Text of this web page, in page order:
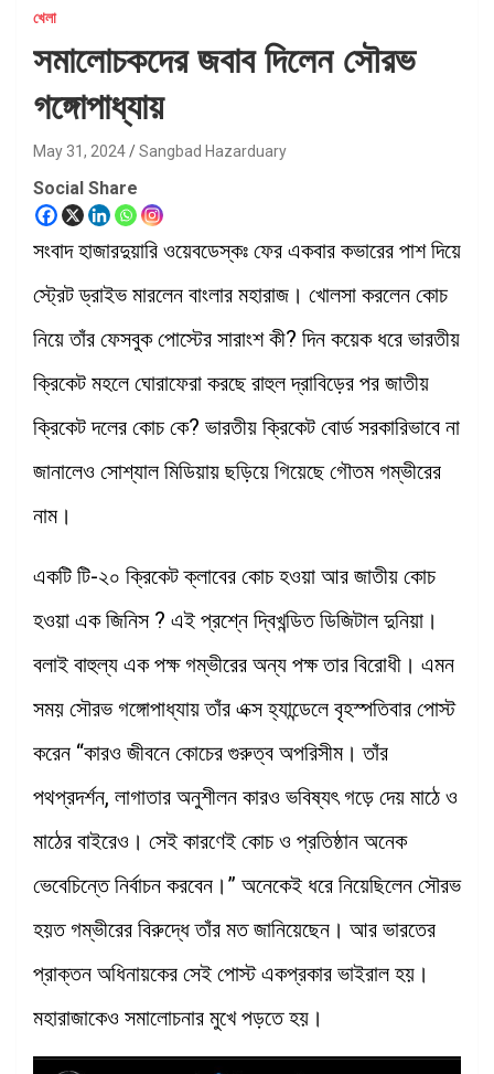
খেলা
সমালোচকদের জবাব দিলেন সৌরভ
গঙ্গোপাধ্যায়
May 31, 2024 Sangbad Hazarduary
Social Share
সংবাদ হাজারদুয়ারি ওয়েবডেস্কঃ ফের একবার কভারের পাশ দিয়ে
স্ট্রেট ড্রাইভ মারলেন বাংলার মহারাজ। খোলসা করলেন কোচ
নিয়ে তাঁর ফেসবুক পোস্টের সারাংশ কী? দিন কয়েক ধরে ভারতীয়
ক্রিকেট মহলে ঘোরাফেরা করছে রাহুল দ্রাবিড়ের পর জাতীয়
ক্রিকেট দলের কোচ কে? ভারতীয় ক্রিকেট বোর্ড সরকারিভাবে না
জানালেও সোশ্যাল মিডিয়ায় ছড়িয়ে গিয়েছে গৌতম গম্ভীরের
নাম।
একটি টি-২০ ক্রিকেট ক্লাবের কোচ হওয়া আর জাতীয় কোচ
হওয়া এক জিনিস ? এই প্রশ্নে দ্বিখন্ডিত ডিজিটাল দুনিয়া।
বলাই বাহুল্য এক পক্ষ গম্ভীরের অন্য পক্ষ তার বিরোধী। এমন
সময় সৌরভ গঙ্গোপাধ্যায় তাঁর এক্স হ্যান্ডেলে বৃহস্পতিবার পোস্ট
করেন “কারও জীবনে কোচের গুরুত্ব অপরিসীম। তাঁর
পথপ্রদর্শন, লাগাতার অনুশীলন কারও ভবিষ্যৎ গড়ে দেয় মাঠে ও
মাঠের বাইরেও। সেই কারণেই কোচ ও প্রতিষ্ঠান অনেক
ভেবেচিন্তে নির্বাচন করবেন।” অনেকেই ধরে নিয়েছিলেন সৌরভ
হয়ত গম্ভীরের বিরুদ্ধে তাঁর মত জানিয়েছেন। আর ভারতের
প্রাক্তন অধিনায়কের সেই পোস্ট একপ্রকার ভাইরাল হয়।
মহারাজাকেও সমালোচনার মুখে পড়তে হয়।